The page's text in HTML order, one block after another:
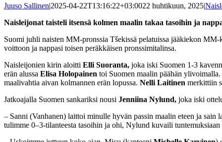
Juuso Sallinen|2025-04-22T13:16:22+03:0022 huhtikuun, 2025|
Naisleijonat taisteli itsensä kolmen maalin takaa tasoihin ja
Suomi juhli naisten MM-pronssia Tšekissä pelatuissa jääkiekon
voittoon ja nappasi toisen peräkkäisen pronssimitalinsa.
Naisleijonien kirin aloitti Elli Suoranta, joka iski Suomen 1-3
erän alussa Elisa Holopainen toi Suomen maalin päähän
maalivahtia aivan kolmannen erän lopussa. Nelli Laitinen merkittiin
Jatkoajalla Suomen sankariksi nousi Jenniina Nylund, joka iski
– Sanni (Vanhanen) laittoi minulle hyvän passin maalin eteen ja
tulimme 0–3-tilanteesta tasoihin ja ohi, Nylund kuvaili